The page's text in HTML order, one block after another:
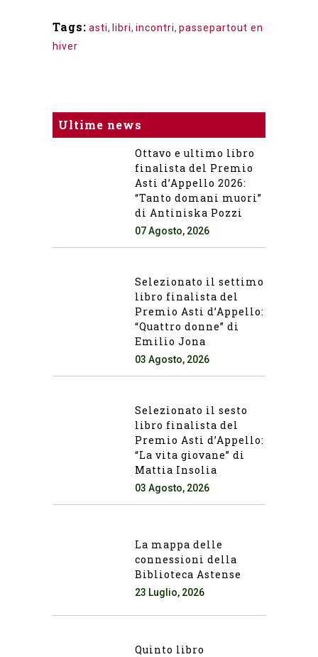
Tags: asti, libri, incontri, passepartout en
hiver
Ultime news
Ottavo e ultimo libro
finalista del Premio
Asti d’Appello 2026:
“Tanto domani muori”
di Antiniska Pozzi
07 Agosto, 2026
Selezionato il settimo
libro finalista del
Premio Asti d’Appello:
“Quattro donne” di
Emilio Jona
03 Agosto, 2026
Selezionato il sesto
libro finalista del
Premio Asti d’Appello:
“La vita giovane” di
Mattia Insolia
03 Agosto, 2026
La mappa delle
connessioni della
Biblioteca Astense
23 Luglio, 2026
Quinto libro